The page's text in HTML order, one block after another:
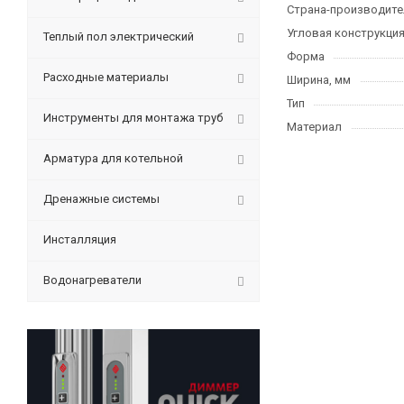
Страна-
Угловая конструкция
Форма
Ширина, мм
Тип
Материал
Теплый пол электрический
Расходные материалы
Инструменты для монтажа труб
Арматура для котельной
Дренажные системы
Инсталляция
Водонагреватели